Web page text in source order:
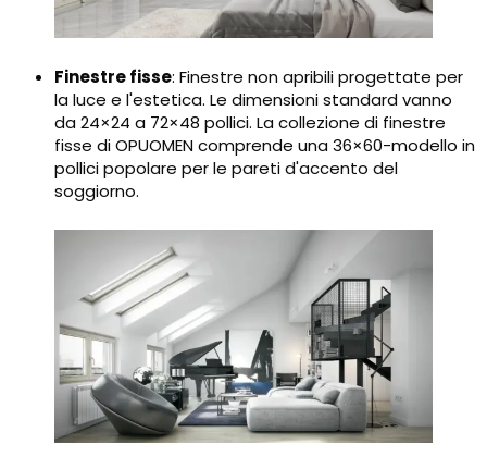
Finestre fisse: Finestre non apribili progettate per
la luce e l'estetica. Le dimensioni standard vanno
da 24×24 a 72×48 pollici. La collezione di finestre
fisse di OPUOMEN comprende una 36×60-modello in
pollici popolare per le pareti d'accento del
soggiorno.